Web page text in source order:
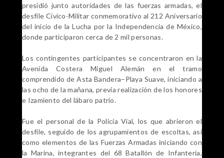
presidió junto autoridades de las fuerzas armadas, el
desfile Cívico-Militar conmemorativo al 212 Aniversario
del inicio de la Lucha por la Independencia de México,
donde participaron cerca de 2 mil personas.
Los contingentes participantes se concentraron en la
Avenida Costera Miguel Alemán en el tramo
comprendido de Asta Bandera–Playa Suave, iniciando a
las ocho de la mañana, previa realización de los honores
e Izamiento del lábaro patrio.
Fue el personal de la Policía Vial, los que abrieron el
desfile, seguido de los agrupamientos de escoltas, así
como elementos de las Fuerzas Armadas iniciando con
la Marina, integrantes del 68 Batallón de Infantería,